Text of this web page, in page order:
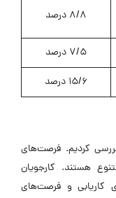
8/8 درصد
7/5 درصد
15/6 درصد
کردیم. فرصت‌های
هستند. کارجویان
کاریابی و فرصت‌های